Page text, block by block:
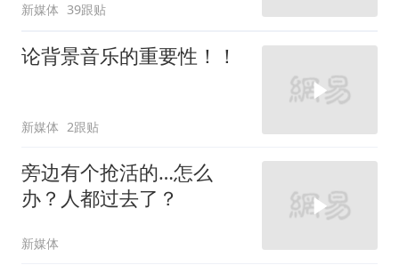
新媒体 39跟贴
论背景音乐的重要性！！
新媒体 2跟贴
旁边有个抢活的…怎么
办？人都过去了？
新媒体